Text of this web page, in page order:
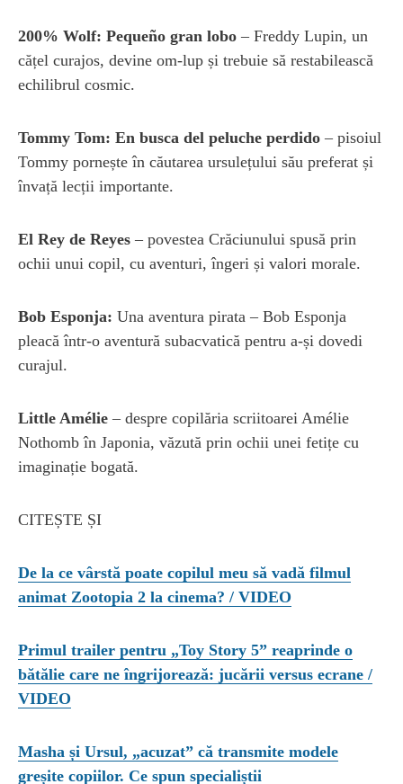
200% Wolf: Pequeño gran lobo – Freddy Lupin, un
cățel curajos, devine om-lup și trebuie să restabilească
echilibrul cosmic.
Tommy Tom: En busca del peluche perdido – pisoiul
Tommy pornește în căutarea ursulețului său preferat și
învață lecții importante.
El Rey de Reyes – povestea Crăciunului spusă prin
ochii unui copil, cu aventuri, îngeri și valori morale.
Bob Esponja: Una aventura pirata – Bob Esponja
pleacă într-o aventură subacvatică pentru a-și dovedi
curajul.
Little Amélie – despre copilăria scriitoarei Amélie
Nothomb în Japonia, văzută prin ochii unei fetițe cu
imaginație bogată.
CITEȘTE ȘI
De la ce vârstă poate copilul meu să vadă filmul
animat Zootopia 2 la cinema? / VIDEO
Primul trailer pentru „Toy Story 5” reaprinde o
bătălie care ne îngrijorează: jucării versus ecrane /
VIDEO
Masha și Ursul, „acuzat” că transmite modele
greșite copiilor. Ce spun specialiștii